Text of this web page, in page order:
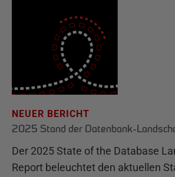
NEUER BERICHT
2025 Stand der Datenbank-
Der 2025 State of the Database
Report beleuchtet den aktuellen